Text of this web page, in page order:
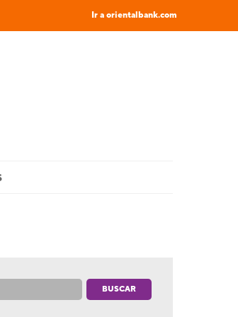
Ir a orientalbank.com